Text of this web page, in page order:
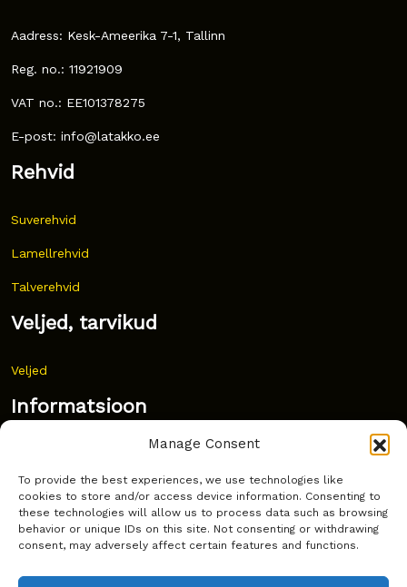
Manage Consent
To provide the best experiences, we use technologies like
cookies to store and/or access device information. Consenting to
these technologies will allow us to process data such as browsing
behavior or unique IDs on this site. Not consenting or withdrawing
consent, may adversely affect certain features and functions.
Aadress: Kesk-Ameerika 7-1, Tallinn
Reg. no.: 11921909
VAT no.: EE101378275
E-post: info@latakko.ee
Rehvid
Suverehvid
Lamellrehvid
Talverehvid
Veljed, tarvikud
Veljed
Informatsioon
Korduma kippuvad küsimused
Kust osta?
Küpsiste poliitika